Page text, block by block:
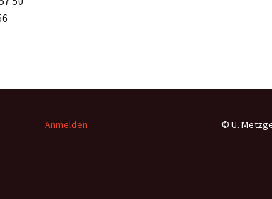
Anmelden © U.